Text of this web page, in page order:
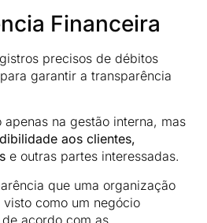
Financeira
precisos de débitos
garantir a transparência
na gestão interna, mas
aos clientes,
e outras partes interessadas.
que uma organização
como um negócio
acordo com as